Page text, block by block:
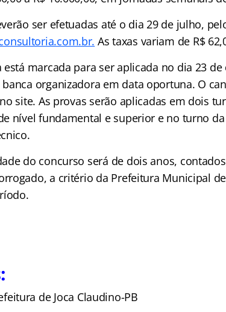
ser efetuadas até o dia 29 de julho,
As taxas variam de R$
está marcada para ser aplicada no dia 23
organizadora em data oportuna. O
site. As provas serão aplicadas em dois
nível fundamental e superior e no turno
do concurso será de dois anos,
a critério da Prefeitura Municipal
de Joca Claudino-PB